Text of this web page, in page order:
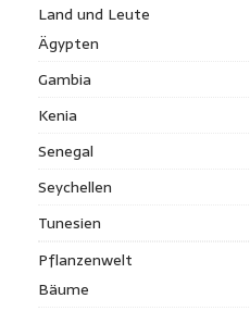
Land und Leute
Ägypten
Gambia
Kenia
Senegal
Seychellen
Tunesien
Pflanzenwelt
Bäume